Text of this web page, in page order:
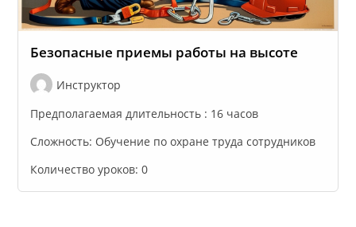
Безопасные приемы работы на высоте
Инструктор
Предполагаемая длительность : 16 часов
Сложность: Обучение по охране труда сотрудников
Количество уроков:0